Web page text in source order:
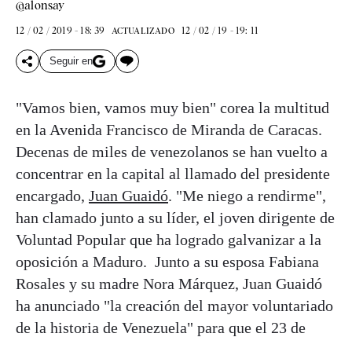
@alonsay
12 / 02 / 2019 - 18: 39 ACTUALIZADO 12 / 02 / 19 - 19: 11
Seguir en
"Vamos bien, vamos muy bien" corea la multitud
en la Avenida Francisco de Miranda de Caracas.
Decenas de miles de venezolanos se han vuelto a
concentrar en la capital al llamado del presidente
encargado, Juan Guaidó. "Me niego a rendirme",
han clamado junto a su líder, el joven dirigente de
Voluntad Popular que ha logrado galvanizar a la
oposición a Maduro. Junto a su esposa Fabiana
Rosales y su madre Nora Márquez, Juan Guaidó
ha anunciado "la creación del mayor voluntariado
de la historia de Venezuela" para que el 23 de